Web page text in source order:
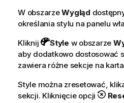
W obszarzeWygląd
określania stylu na panelu
Kliknij
Style w obszarze
aby dodatkowo dostosować
zawiera różne sekcje na
Style można zresetować,
sekcji. Kliknięcie opcji